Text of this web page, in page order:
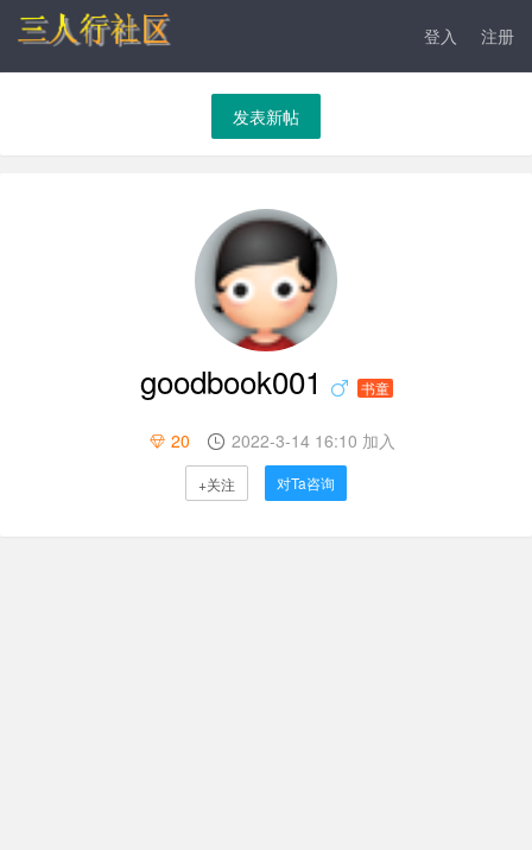
登入 注册
发表新帖
goodbook001 书童
20 2022-3-14 16:10 加入
+关注 对Ta咨询